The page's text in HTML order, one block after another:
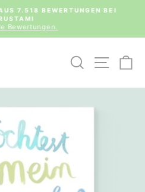
Pause
Diashow
7.518 BEWERTUNGEN BEI
Bewertungen.
SUCHE